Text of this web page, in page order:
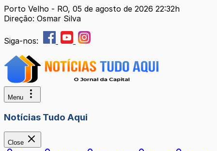
Porto Velho - RO, 05 de agosto de 2026 22:32h
Direção: Osmar Silva
Siga-nos:
Menu
Notícias Tudo Aqui
Close